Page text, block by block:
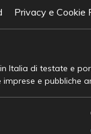
Privacy e Cookie
Italia di testate e
e pubbliche